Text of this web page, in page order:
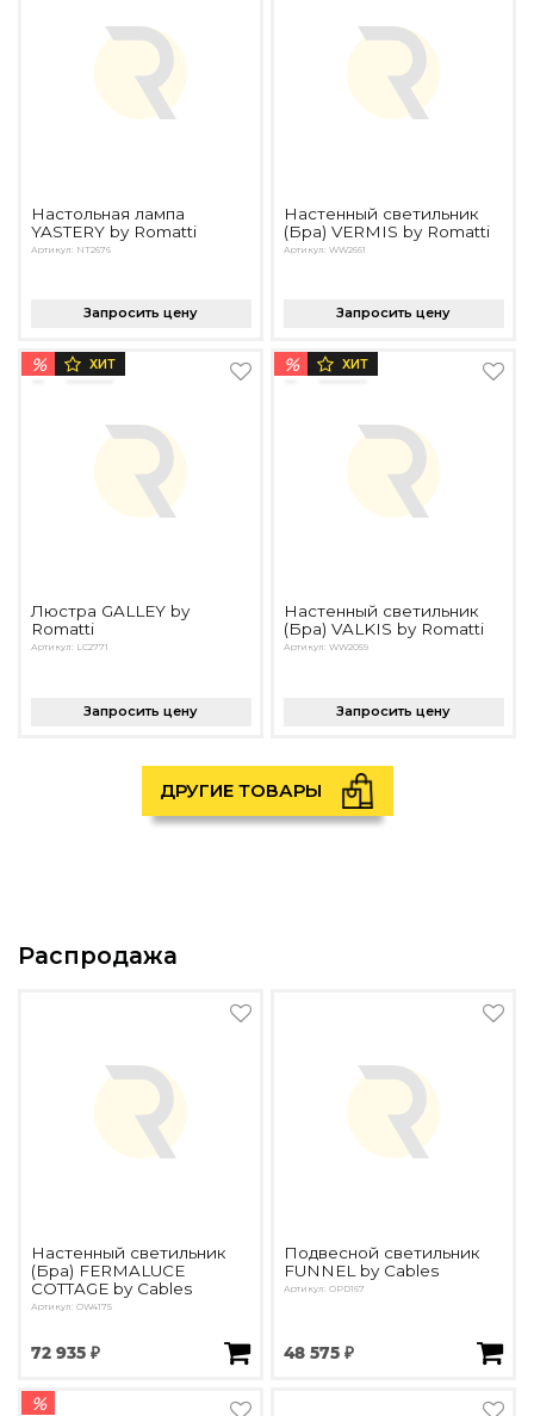
Настольная лампа
YASTERY by Romatti
Артикул: NT2676
Запросить цену
Настенный светильник
(Бра) VERMIS by Romatti
Артикул: WW2661
Запросить цену
% ХИТ
Люстра GALLEY by
Romatti
Артикул: LC2771
Запросить цену
% ХИТ
Настенный светильник
(Бра) VALKIS by Romatti
Артикул: WW2059
Запросить цену
ДРУГИЕ ТОВАРЫ
Распродажа
Настенный светильник
(Бра) FERMALUCE
COTTAGE by Cables
Артикул: OW4175
72 935 ₽
Подвесной светильник
FUNNEL by Cables
Артикул: OPD167
48 575 ₽
%